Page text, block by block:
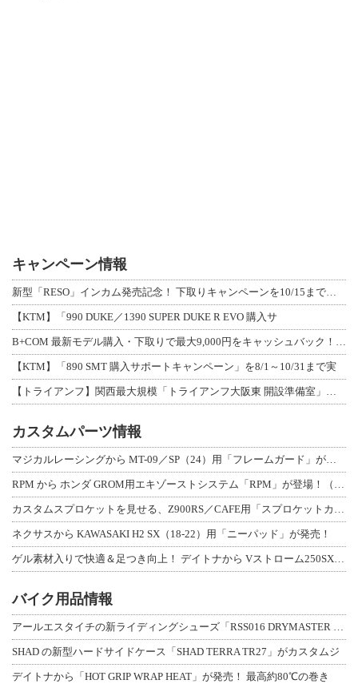
キャンペーン情報
新型「RESO」インカム発売記念！ 下取りキャンペーンを10/15まで延長して開
【KTM】「990 DUKE／1390 SUPER DUKE R EVO 購入サ
B+COM 最新モデル購入・下取りで最大9,000円をキャッシュバック！「B+F
【KTM】「890 SMT 購入サポートキャンペーン」を8/1～10/31まで実
【トライアンフ】関西最大規模「トライアンフ大阪東 開設準備室」がオープン！ 限定
カスタムパーツ情報
マジカルレーシングから MT-09／SP（24）用「フレームガード」が登場！
RPM から ホンダ GROM用エキゾーストシステム「RPM」が登場！（動画あり
カスタムスプロケットを見せる、Z900RS／CAFE用「スプロケットカバーフルキ
ネクサスから KAWASAKI H2 SX（18-22）用「ニーパッド」が発売！
ゲル素材入りで快適＆足つき向上！ デイトナから Vストローム250SX用「快適ロ
バイク用品情報
アールエスタイチの新ライディングシューズ「RSS016 DRYMASTER スト
SHAD の新型ハードサイドケース「SHAD TERRA TR27」がカスタムジ
デイトナから「HOT GRIP WRAP HEAT」が発売！ 最高約80℃の巻き